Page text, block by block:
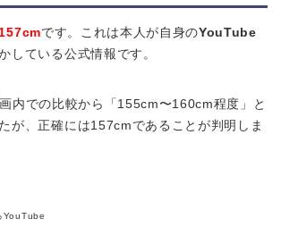
です。これは本人が自身のYouTube
している公式情報です。
内での比較から「155cm〜160cm程度」と
が、正確には157cmであることが判明しま
YouTube